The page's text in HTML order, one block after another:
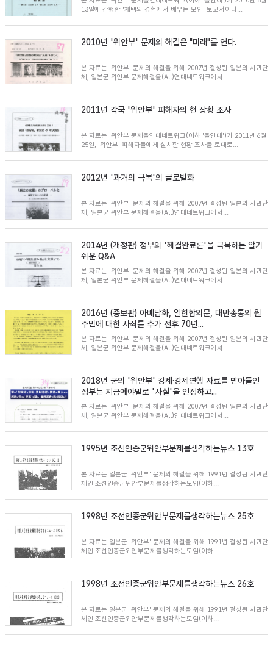
13일에 간행한 '채택의 경험에서 배우는 모임' 보고서이다...
2010년 '위안부' 문제의 해결은 "미래"를 연다.
본 자료는 '위안부' 문제의 해결을 위해 2007년 결성된 일본의 시민단
체, 일본군'위안부'문제해결올(All)연대네트워크에서...
2011년 각국 '위안부' 피해자의 현 상황 조사
본 자료는 '위안부'문제올연대네트워크(이하 '올연대')가 2011년 6월
25일, '위안부' 피해자들에게 실시한 현황 조사를 토대로...
2012년 '과거의 극복'의 글로벌화
본 자료는 '위안부' 문제의 해결을 위해 2007년 결성된 일본의 시민단
체, 일본군'위안부'문제해결올(All)연대네트워크에서...
2014년 (개정판) 정부의 '해결완료론'을 극복하는 알기
쉬운 Q&A
본 자료는 '위안부' 문제의 해결을 위해 2007년 결성된 일본의 시민단
체, 일본군'위안부'문제해결올(All)연대네트워크에서...
2016년 (증보판) 아베담화, 일한합의문, 대만총통의 원
주민에 대한 사죄를 추가 전후 70년...
본 자료는 '위안부' 문제의 해결을 위해 2007년 결성된 일본의 시민단
체, 일본군'위안부'문제해결올(All)연대네트워크에서...
2018년 군의 '위안부' 강제·강제연행 자료를 받아들인
정부는 지금에야말로 '사실'을 인정하고...
본 자료는 '위안부' 문제의 해결을 위해 2007년 결성된 일본의 시민단
체, 일본군'위안부'문제해결올(All)연대네트워크에서...
1995년 조선인종군위안부문제를생각하는뉴스 13호
본 자료는 일본군 '위안부' 문제의 해결을 위해 1991년 결성된 시민단
체인 조선인종군위안부문제를생각하는모임(이하...
1998년 조선인종군위안부문제를생각하는뉴스 25호
본 자료는 일본군 '위안부' 문제의 해결을 위해 1991년 결성된 시민단
체인 조선인종군위안부문제를생각하는모임(이하...
1998년 조선인종군위안부문제를생각하는뉴스 26호
본 자료는 일본군 '위안부' 문제의 해결을 위해 1991년 결성된 시민단
체인 조선인종군위안부문제를생각하는모임(이하...